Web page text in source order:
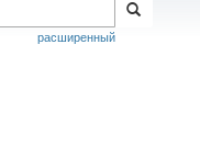
расширенный